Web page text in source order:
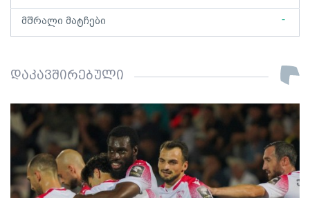
მშრალი მატჩები -
დაკავშირებული